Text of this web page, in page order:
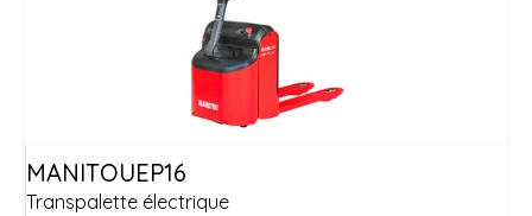
Transpalette électrique
MANITOUEP16